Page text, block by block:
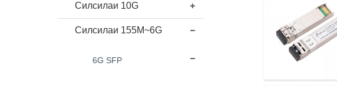
Силсилаи 10G
Силсилаи 155M~6G
6G SFP